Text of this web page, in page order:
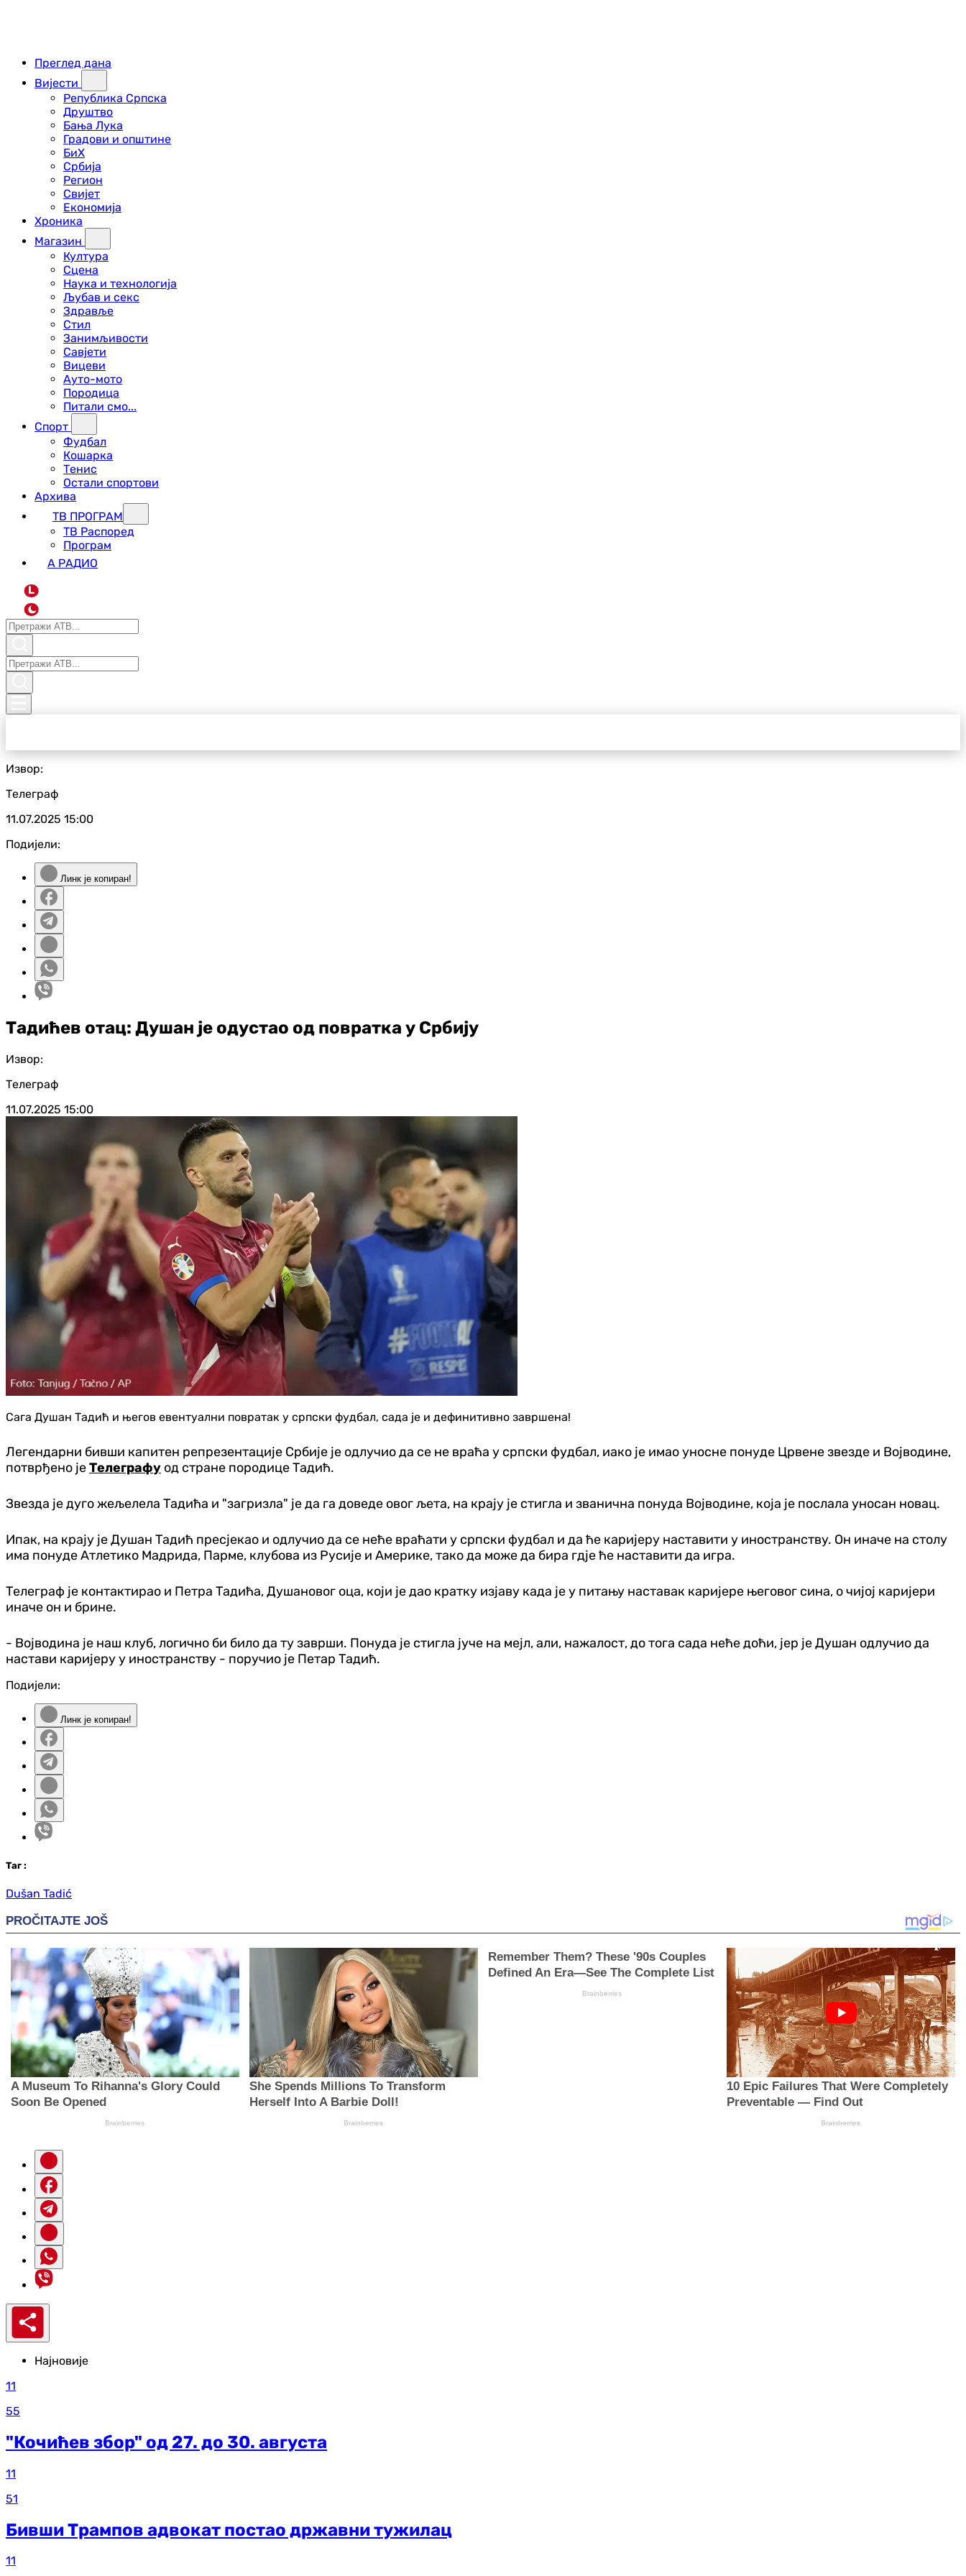
Преглед дана
Вијести
Република Српска
Друштво
Бања Лука
Градови и општине
БиХ
Србија
Регион
Свијет
Економија
Хроника
Магазин
Култура
Сцена
Наука и технологија
Љубав и секс
Здравље
Стил
Занимљивости
Савјети
Вицеви
Ауто-мото
Породица
Питали смо...
Спорт
Фудбал
Кошарка
Тенис
Остали спортови
Архива
ТВ ПРОГРАМ
ТВ Распоред
Програм
А РАДИО
L
Извор:
Телеграф
11.07.2025 15:00
Подијели:
Линк је копиран!
Тадићев отац: Душан је одустао од повратка у Србију
Извор:
Телеграф
11.07.2025 15:00
Сага Душан Тадић и његов евентуални повратак у српски фудбал, сада је и дефинитивно завршена!
Легендарни бивши капитен репрезентације Србије је одлучио да се не враћа у српски фудбал, иако је имао уносне понуде Црвене звезде и Војводине,
потврђено јеТелеграфу од стране породице Тадић.
Звезда је дуго жељелела Тадића и "загризла" је да га доведе овог љета, на крају је стигла и званична понуда Војводине, која је послала уносан новац.
Ипак, на крају је Душан Тадић пресјекао и одлучио да се неће враћати у српски фудбал и да ће каријеру наставити у иностранству. Он иначе на столу
има понуде Атлетико Мадрида, Парме, клубова из Русије и Америке, тако да може да бира гдје ће наставити да игра.
Телеграф је контактирао и Петра Тадића, Душановог оца, који је дао кратку изјаву када је у питању наставак каријере његовог сина, о чијој каријери
иначе он и брине.
- Војводина је наш клуб, логично би било да ту заврши. Понуда је стигла јуче на мејл, али, нажалост, до тога сада неће доћи, јер је Душан одлучио да
настави каријеру у иностранству - поручио је Петар Тадић.
Подијели:
Линк је копиран!
Таг :
Dušan Tadić
Најновије
11
55
"Кочићев збор" од 27. до 30. августа
11
51
Бивши Трампов адвокат постао државни тужилац
11